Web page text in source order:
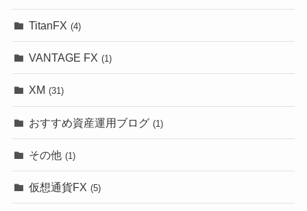
TitanFX (4)
VANTAGE FX (1)
XM (31)
おすすめ資産運用ブログ (1)
その他 (1)
仮想通貨FX (5)